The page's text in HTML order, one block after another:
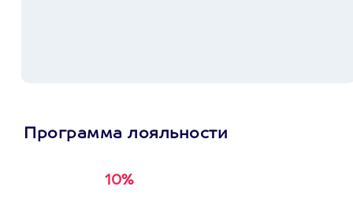
Программа лояльности
10%